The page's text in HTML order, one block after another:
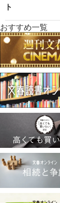
ト
おすすめ一覧